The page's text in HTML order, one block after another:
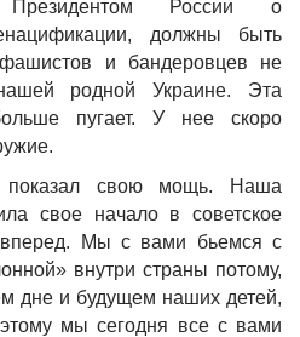
России о
должны быть
фашистов и бандеровцев не
родной Украине. Эта
пугает. У нее скоро
показал свою мощь. Наша
свое начало в советское
Мы с вами бьемся с
внутри страны потому,
дне и будущем наших детей,
мы сегодня все с вами